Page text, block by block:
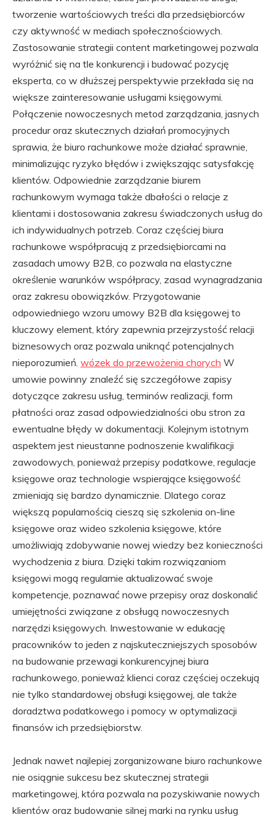
tworzenie wartościowych treści dla przedsiębiorców
czy aktywność w mediach społecznościowych.
Zastosowanie strategii content marketingowej pozwala
wyróżnić się na tle konkurencji i budować pozycję
eksperta, co w dłuższej perspektywie przekłada się na
większe zainteresowanie usługami księgowymi.
Połączenie nowoczesnych metod zarządzania, jasnych
procedur oraz skutecznych działań promocyjnych
sprawia, że biuro rachunkowe może działać sprawnie,
minimalizując ryzyko błędów i zwiększając satysfakcję
klientów. Odpowiednie zarządzanie biurem
rachunkowym wymaga także dbałości o relacje z
klientami i dostosowania zakresu świadczonych usług do
ich indywidualnych potrzeb. Coraz częściej biura
rachunkowe współpracują z przedsiębiorcami na
zasadach umowy B2B, co pozwala na elastyczne
określenie warunków współpracy, zasad wynagradzania
oraz zakresu obowiązków. Przygotowanie
odpowiedniego wzoru umowy B2B dla księgowej to
kluczowy element, który zapewnia przejrzystość relacji
biznesowych oraz pozwala uniknąć potencjalnych
nieporozumień. wózek do przewożenia chorych W
umowie powinny znaleźć się szczegółowe zapisy
dotyczące zakresu usług, terminów realizacji, form
płatności oraz zasad odpowiedzialności obu stron za
ewentualne błędy w dokumentacji. Kolejnym istotnym
aspektem jest nieustanne podnoszenie kwalifikacji
zawodowych, ponieważ przepisy podatkowe, regulacje
księgowe oraz technologie wspierające księgowość
zmieniają się bardzo dynamicznie. Dlatego coraz
większą popularnością cieszą się szkolenia on-line
księgowe oraz wideo szkolenia księgowe, które
umożliwiają zdobywanie nowej wiedzy bez konieczności
wychodzenia z biura. Dzięki takim rozwiązaniom
księgowi mogą regularnie aktualizować swoje
kompetencje, poznawać nowe przepisy oraz doskonalić
umiejętności związane z obsługą nowoczesnych
narzędzi księgowych. Inwestowanie w edukację
pracowników to jeden z najskuteczniejszych sposobów
na budowanie przewagi konkurencyjnej biura
rachunkowego, ponieważ klienci coraz częściej oczekują
nie tylko standardowej obsługi księgowej, ale także
doradztwa podatkowego i pomocy w optymalizacji
finansów ich przedsiębiorstw.
Jednak nawet najlepiej zorganizowane biuro rachunkowe
nie osiągnie sukcesu bez skutecznej strategii
marketingowej, która pozwala na pozyskiwanie nowych
klientów oraz budowanie silnej marki na rynku usług